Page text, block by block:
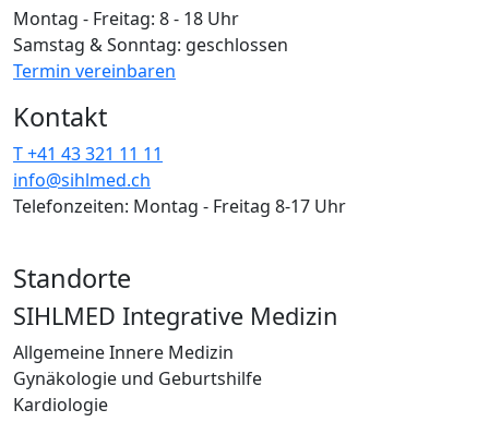
Montag - Freitag: 8 - 18 Uhr
Samstag & Sonntag: geschlossen
Termin vereinbaren
Kontakt
T +41 43 321 11 11
info@sihlmed.ch
Telefonzeiten: Montag - Freitag 8-17 Uhr
Standorte
SIHLMED Integrative Medizin
Allgemeine Innere Medizin
Gynäkologie und Geburtshilfe
Kardiologie